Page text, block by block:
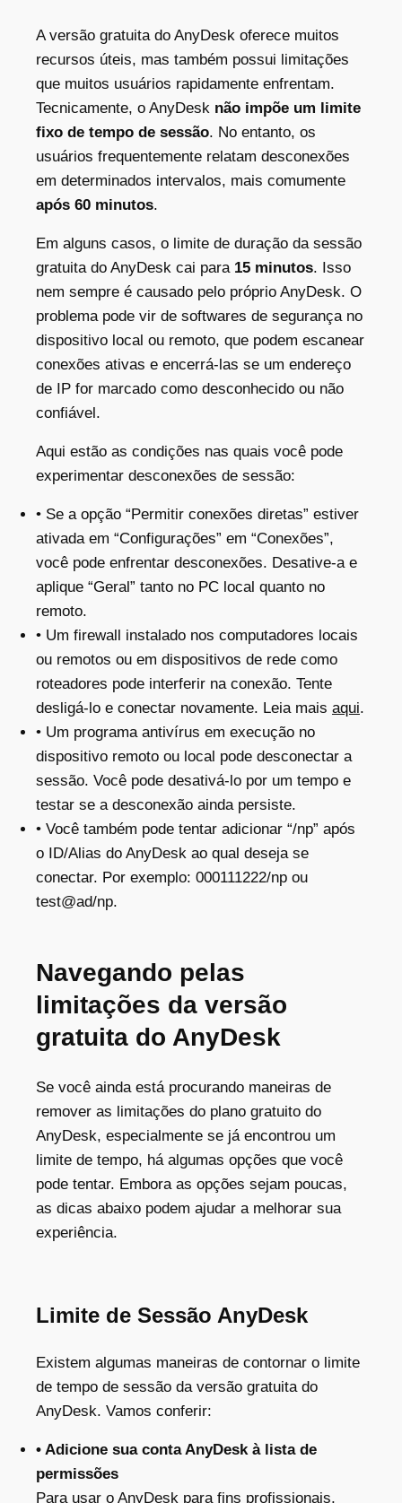
A versão gratuita do AnyDesk oferece muitos
recursos úteis, mas também possui limitações
que muitos usuários rapidamente enfrentam.
Tecnicamente, o AnyDesk não impõe um limite
fixo de tempo de sessão. No entanto, os
usuários frequentemente relatam desconexões
em determinados intervalos, mais comumente
após 60 minutos.
Em alguns casos, o limite de duração da sessão
gratuita do AnyDesk cai para15 minutos. Isso
nem sempre é causado pelo próprio AnyDesk. O
problema pode vir de softwares de segurança no
dispositivo local ou remoto, que podem escanear
conexões ativas e encerrá-las se um endereço
de IP for marcado como desconhecido ou não
confiável.
Aqui estão as condições nas quais você pode
experimentar desconexões de sessão:
• Se a opção “Permitir conexões diretas” estiver
ativada em “Configurações” em “Conexões”,
você pode enfrentar desconexões. Desative-a e
aplique “Geral” tanto no PC local quanto no
remoto.
• Um firewall instalado nos computadores locais
ou remotos ou em dispositivos de rede como
roteadores pode interferir na conexão. Tente
desligá-lo e conectar novamente. Leia mais aqui.
• Um programa antivírus em execução no
dispositivo remoto ou local pode desconectar a
sessão. Você pode desativá-lo por um tempo e
testar se a desconexão ainda persiste.
• Você também pode tentar adicionar “/np” após
o ID/Alias do AnyDesk ao qual deseja se
conectar. Por exemplo: 000111222/np ou
test@ad/np.
Navegando pelas
limitações da versão
gratuita do AnyDesk
Se você ainda está procurando maneiras de
remover as limitações do plano gratuito do
AnyDesk, especialmente se já encontrou um
limite de tempo, há algumas opções que você
pode tentar. Embora as opções sejam poucas,
as dicas abaixo podem ajudar a melhorar sua
experiência.
Limite de Sessão AnyDesk
Existem algumas maneiras de contornar o limite
de tempo de sessão da versão gratuita do
AnyDesk. Vamos conferir:
• Adicione sua conta AnyDesk à lista de
permissões
Para usar o AnyDesk para fins profissionais,